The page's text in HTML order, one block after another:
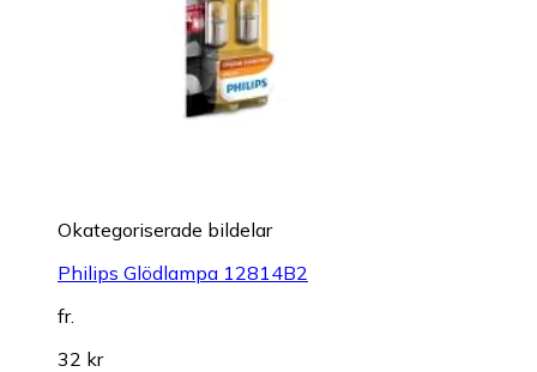
Okategoriserade bildelar
Philips Glödlampa 12814B2
fr.
32 kr